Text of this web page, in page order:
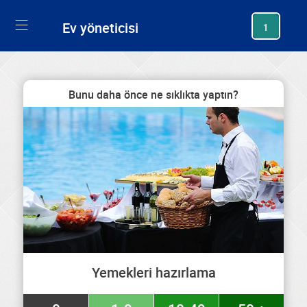
Ev yöneticisi 1
Bunu daha önce ne sıklıkta yaptın?
Yemekleri hazırlama